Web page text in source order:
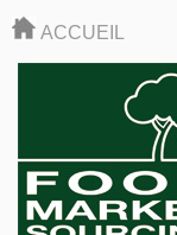
ACCUEIL